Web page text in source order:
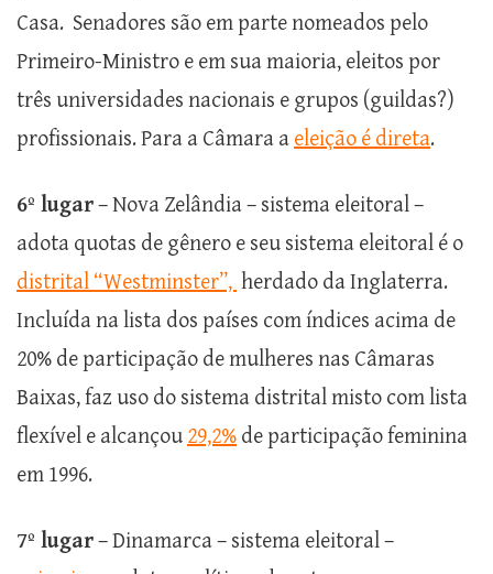
Casa. Senadores são em parte nomeados pelo
Primeiro-Ministro e em sua maioria, eleitos por
três universidades nacionais e grupos (guildas?)
profissionais. Para a Câmara a eleição é direta.
6º lugar– Nova Zelândia – sistema eleitoral –
adota quotas de gênero e seu sistema eleitoral é o
distrital “Westminster”, herdado da Inglaterra.
Incluída na lista dos países com índices acima de
20% de participação de mulheres nas Câmaras
Baixas, faz uso do sistema distrital misto com lista
flexível e alcançou 29,2% de participação feminina
em 1996.
7º lugar– Dinamarca – sistema eleitoral –